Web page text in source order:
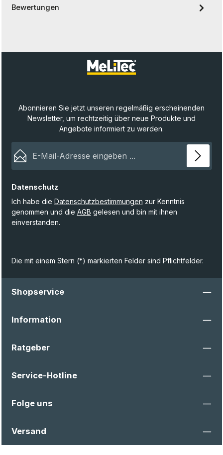
Bewertungen
Abonnieren Sie jetzt unseren regelmäßig erscheinenden
Newsletter, um rechtzeitig über neue Produkte und
Angebote informiert zu werden.
Datenschutz
Ich habe die Datenschutzbestimmungen zur Kenntnis
genommen und die AGB gelesen und bin mit ihnen
einverstanden.
Die mit einem Stern (*) markierten Felder sind Pflichtfelder.
Shopservice
Information
Ratgeber
Service-Hotline
Folge uns
Versand